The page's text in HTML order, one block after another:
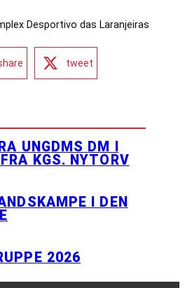
Desportivo das Laranjeiras
tweet
UNGDMS DM I
KGS. NYTORV
I DEN
2026